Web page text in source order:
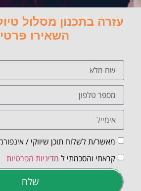
עזרה בתכנון מסלול
השאירו
מאשר/ת לשלוח תוכן שיווקי /
קראתי והסכמתי ל מדיניות הפרטיות
שלח